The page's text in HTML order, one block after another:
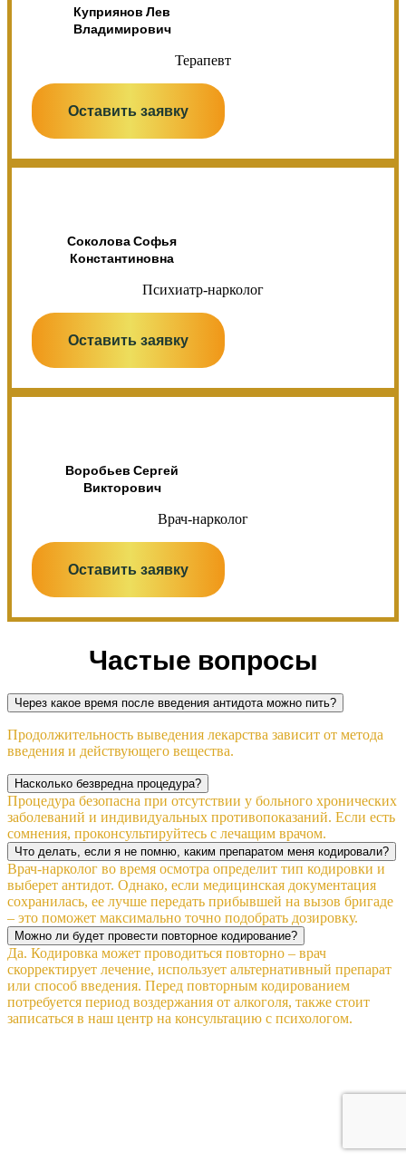
Куприянов Лев
Владимирович
Терапевт
Оставить заявку
Соколова Софья
Константиновна
Психиатр-нарколог
Оставить заявку
Воробьев Сергей
Викторович
Врач-нарколог
Оставить заявку
Частые вопросы
Через какое время после введения антидота можно пить?
Продолжительность выведения лекарства зависит от метода
введения и действующего вещества.
Насколько безвредна процедура?
Процедура безопасна при отсутствии у больного хронических
заболеваний и индивидуальных противопоказаний. Если есть
сомнения, проконсультируйтесь с лечащим врачом.
Что делать, если я не помню, каким препаратом меня кодировали?
Врач-нарколог во время осмотра определит тип кодировки и
выберет антидот. Однако, если медицинская документация
сохранилась, ее лучше передать прибывшей на вызов бригаде
– это поможет максимально точно подобрать дозировку.
Можно ли будет провести повторное кодирование?
Да. Кодировка может проводиться повторно – врач
скорректирует лечение, использует альтернативный препарат
или способ введения. Перед повторным кодированием
потребуется период воздержания от алкоголя, также стоит
записаться в наш центр на консультацию с психологом.